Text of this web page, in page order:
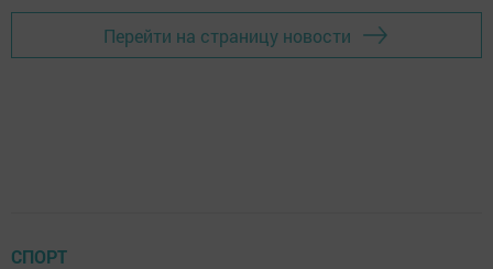
Перейти на страницу новости
СПОРТ